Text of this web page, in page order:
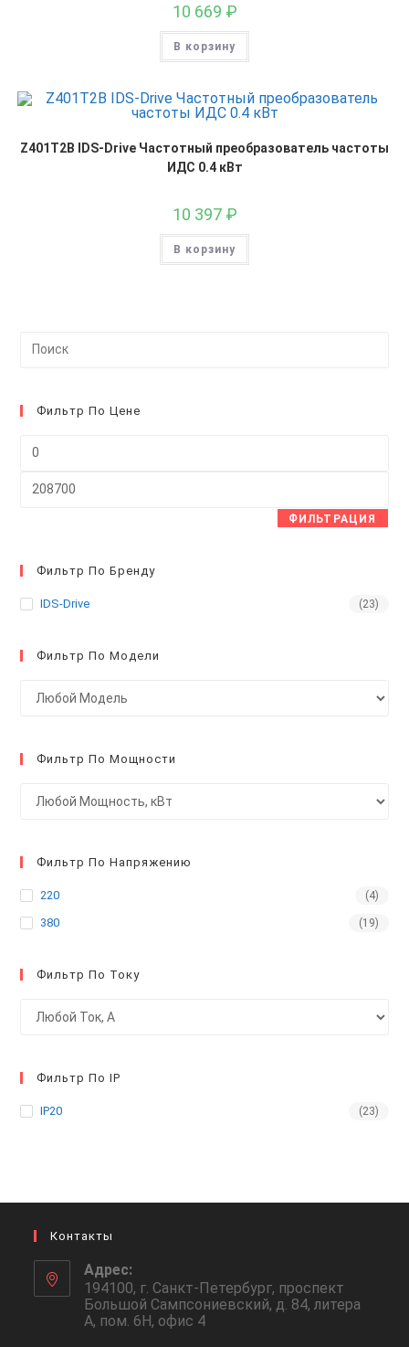
10 669 ₽
В корзину
Z401T2B IDS-Drive Частотный преобразователь частоты
ИДС 0.4 кВт
10 397 ₽
В корзину
Фильтр По Цене
Минимальная
Максимальная
ФИЛЬТРАЦИЯ
Фильтр По Бренду
IDS-Drive (23)
Фильтр По Модели
Фильтр По Мощности
Фильтр По Напряжению
220 (4)
380 (19)
Фильтр По Току
Фильтр По IP
IP20 (23)
Контакты
Адрес:
194100, г. Санкт-Петербург, проспект
Большой Сампсониевский, д. 84, литера
А, пом. 6Н, офис 4